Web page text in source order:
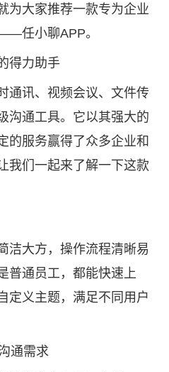
为大家推荐一款专为企业
——任小聊APP。
得力助手
通讯、视频会议、文件传
沟通工具。它以其强大的
的服务赢得了众多企业和
我们一起来了解一下这款
洁大方，操作流程清晰易
普通员工，都能快速上
定义主题，满足不同用户
通需求